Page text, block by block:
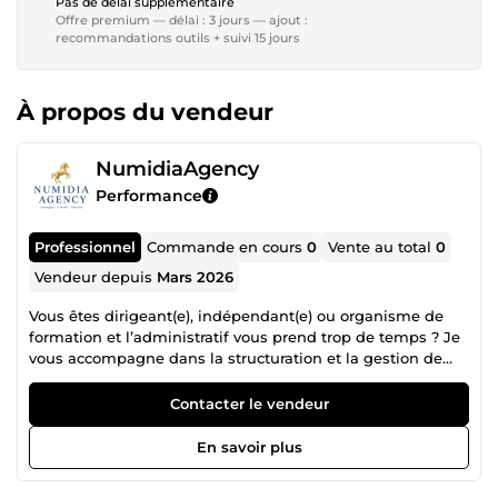
Offre premium — délai : 3 jours — ajout :
recommandations outils + suivi 15 jours
À propos du vendeur
NumidiaAgency
Performance
Professionnel Commande en cours0 Vente au total0
Vendeur depuis Mars 2026
Vous êtes dirigeant(e), indépendant(e) ou organisme de
formation et l’administratif vous prend trop de temps ? Je
vous accompagne dans la structuration et la gestion de
votre administratif pour vous permettre de vous concentrer
sur votre cœur de métier. 🔹 Gestion devis et factures 🔹
Relances impayés 🔹 Organisation et classement de
documents 🔹 Mise en place ou optimisation de votre suivi
(Excel, Google Sheets, CRM) 🔹 Support administratif
Contacter le vendeur
En savoir plus